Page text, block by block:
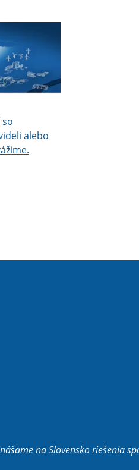
alebo
na Slovensko riešenia